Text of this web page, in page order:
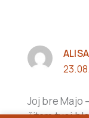
ALISA
Joj bre Majo